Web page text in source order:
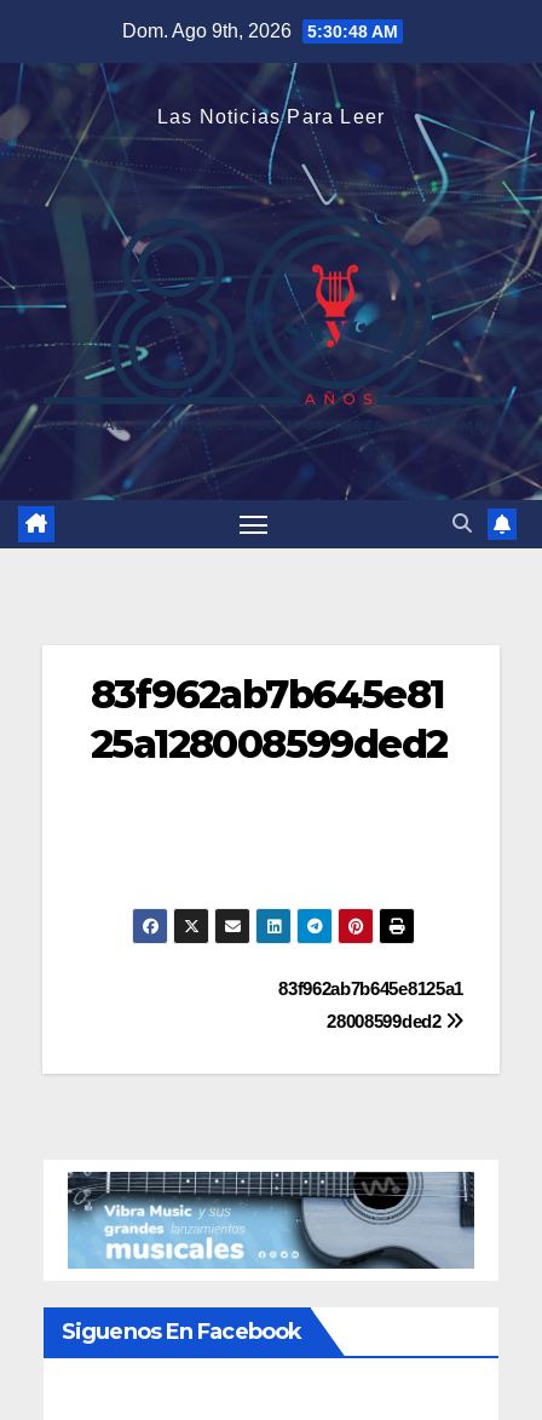
contenido
Dom. Ago 9th, 2026 5:30:48 AM
Las Noticias Para Leer
83f962ab7b645e81
25a128008599ded2
Navegación83f962ab7b645e8125a1
28008599ded2
Siguenos En Facebook